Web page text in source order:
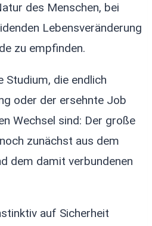
des Menschen, bei
Lebensveränderung
zu empfinden.
Studium, die endlich
oder der ersehnte Job
Wechsel sind: Der große
zunächst aus dem
dem damit verbundenen
auf Sicherheit